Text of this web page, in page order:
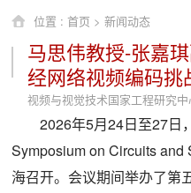
位置 :首页 >新闻动态
马思伟教授-张嘉
经网络视频编码
视频与视觉技术国家工程研究
2026年5月24日至27日
Symposium on Circuits
海召开。会议期间举办了第